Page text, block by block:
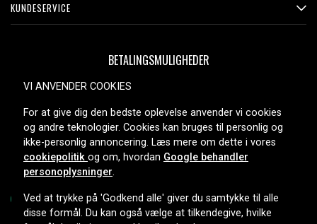
KUNDESERVICE
BETALINGSMULIGHEDER
LEVERINGSMULIGHEDER
VI ANVENDER COOKIES
For at give dig den bedste oplevelse anvender vi cookies
og andre teknologier. Cookies kan bruges til personlig og
ikke-personlig annoncering. Læs mere om dette i vores
cookiepolitik og om, hvordan Google behandler
personoplysninger.
Ved at trykke på 'Godkend alle' giver du samtykke til alle
disse formål. Du kan også vælge at tilkendegive, hvilke